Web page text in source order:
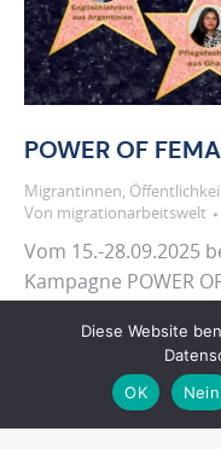
POWER OF
Migrantinnen,
Von migrationarbeitswelt
Vom 15.-28.09.2025
Kampagne POWER
Fachkräfte sichtbar
Diese Website
OK
Nein